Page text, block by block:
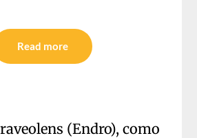
Read more
(Endro), como